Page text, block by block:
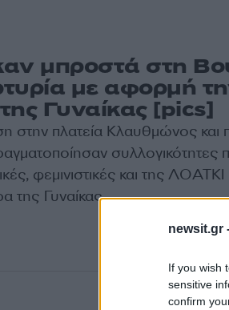
newsit.gr
If you wish
sensitive
confirm
μπροστά στη
με αφορμή
Γυναίκας [pics]
στην πλατεία Κλαυθμώνος και
συλλογικότητες
φεμινιστικές και της
της Γυναίκας.